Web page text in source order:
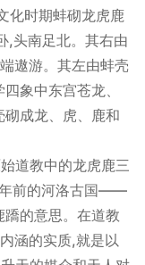
时期蚌砌龙虎鹿
,头南足北。其右由
遨游。其左由蚌壳
象中东宫苍龙、
成龙、虎、鹿和
道教中的龙虎鹿三
前的河洛古国——
的意思。在道教
涵的实质,就是以